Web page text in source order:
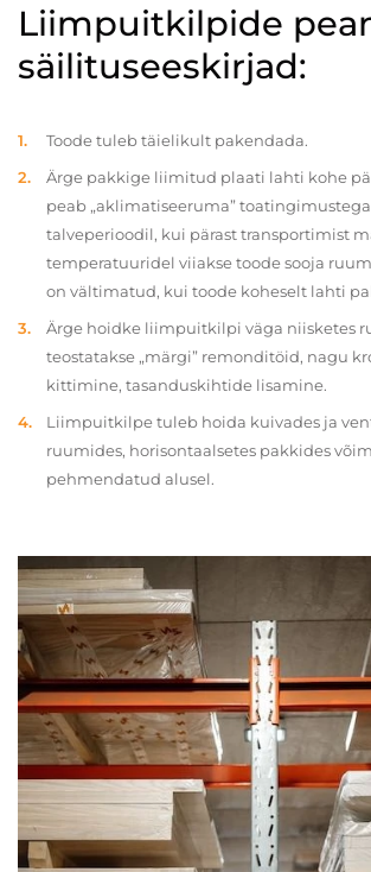
Liimpuitkilpide
säilituseeskirjad:
Toode tuleb täielikult pakendada.
Ärge pakkige liimitud plaati lahti kohe
peab „aklimatiseeruma”
talveperioodil, kui pärast transportimist
temperatuuridel viiakse toode sooja
on vältimatud, kui toode koheselt lahti
Ärge hoidke liimpuitkilpi väga niisketes
teostatakse „märgi” remonditöid, nagu
kittimine, tasanduskihtide lisamine.
Liimpuitkilpe tuleb hoida kuivades ja
ruumides, horisontaalsetes pakkides
pehmendatud alusel.